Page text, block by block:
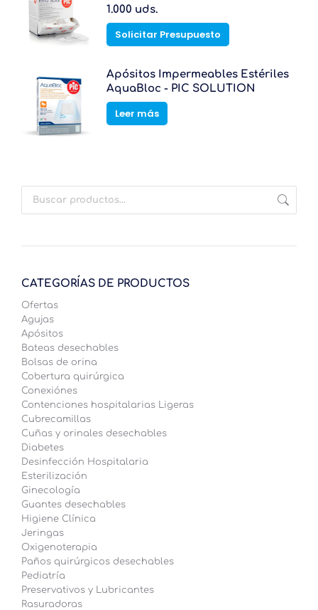
producto
1.000 uds.
Solicitar Presupuesto
Apósitos Impermeables Estériles
AquaBloc - PIC SOLUTION
Leer más
CATEGORÍAS DE PRODUCTOS
Ofertas
Agujas
Apósitos
Bateas desechables
Bolsas de orina
Cobertura quirúrgica
Conexiónes
Contenciones hospitalarias Ligeras
Cubrecamillas
Cuñas y orinales desechables
Diabetes
Desinfección Hospitalaria
Esterilización
Ginecología
Guantes desechables
Higiene Clínica
Jeringas
Oxigenoterapia
Paños quirúrgicos desechables
Pediatría
Preservativos y Lubricantes
Rasuradoras